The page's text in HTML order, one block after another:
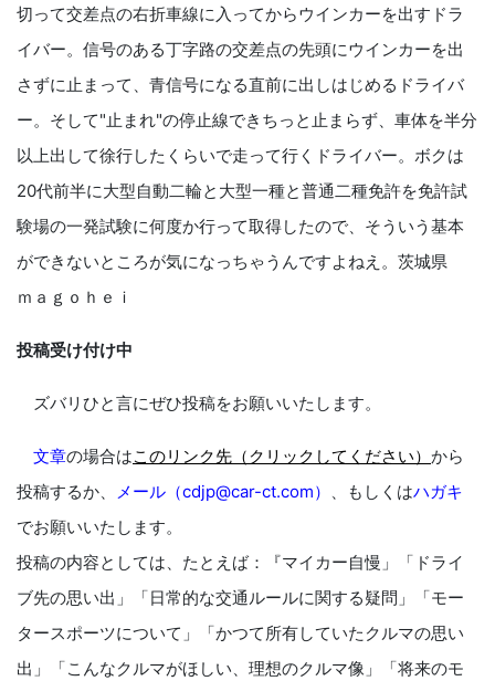
切って交差点の右折車線に入ってからウインカーを出すドラ
イバー。信号のある丁字路の交差点の先頭にウインカーを出
さずに止まって、青信号になる直前に出しはじめるドライバ
ー。そして"止まれ"の停止線できちっと止まらず、車体を半分
以上出して徐行したくらいで走って行くドライバー。ボクは
20代前半に大型自動二輪と大型一種と普通二種免許を免許試
験場の一発試験に何度か行って取得したので、そういう基本
ができないところが気になっちゃうんですよねえ。茨城県
ｍａｇｏｈｅｉ
投稿受け付け中
ズバリひと言にぜひ投稿をお願いいたします。
文章の場合はこのリンク先（クリックしてください） から
投稿するか、
メール（cdjp@car-ct.com） 、もしくはハガキ
でお願いいたします。
投稿の内容としては、たとえば：『マイカー自慢」「ドライ
ブ先の思い出」「日常的な交通ルールに関する疑問」「モー
タースポーツについて」「かつて所有していたクルマの思い
出」「こんなクルマがほしい、理想のクルマ像」「将来のモ